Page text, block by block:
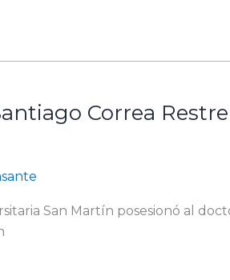
Correa
San Martín posesionó al